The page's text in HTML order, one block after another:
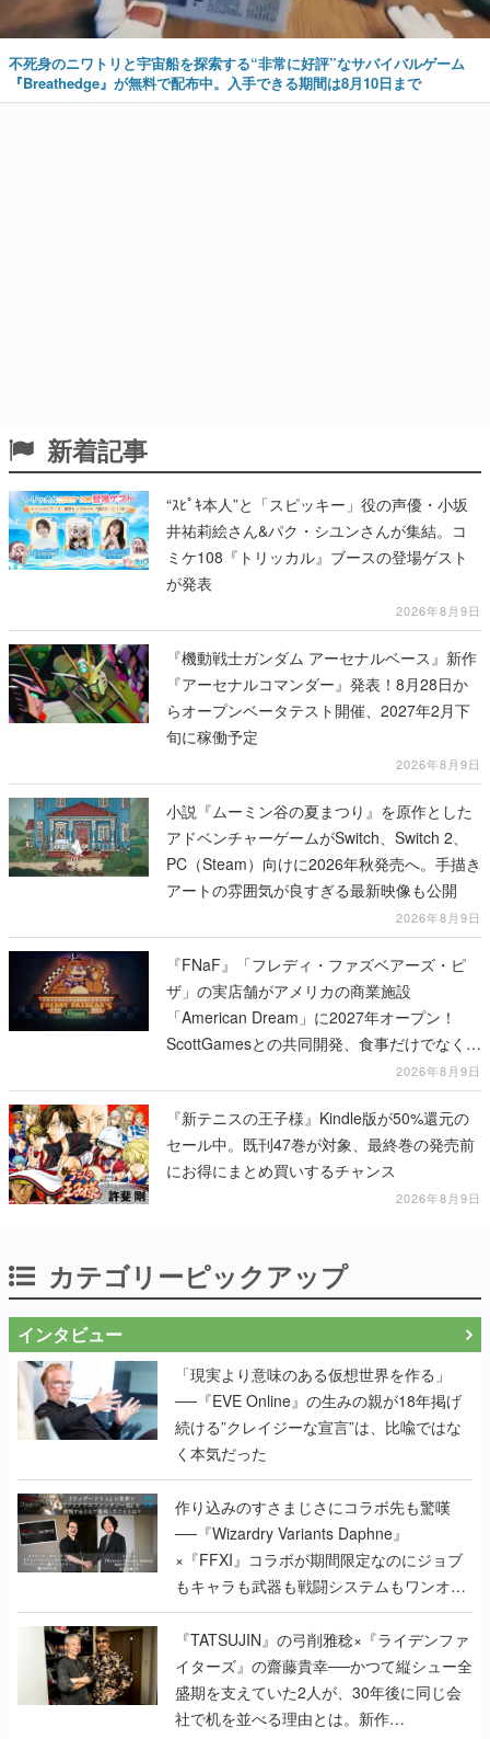
不死身のニワトリと宇宙船を探索する“非常に好評”なサバイバルゲーム
『Breathedge』が無料で配布中。入手できる期間は8月10日まで
新着記事
“ｽﾋﾟｷ本人”と「スピッキー」役の声優・小坂
井祐莉絵さん&パク・シユンさんが集結。コ
ミケ108『トリッカル』ブースの登場ゲスト
が発表
2026年8月9日
『機動戦士ガンダム アーセナルベース』新作
『アーセナルコマンダー』発表！8月28日か
らオープンベータテスト開催、2027年2月下
旬に稼働予定
2026年8月9日
小説『ムーミン谷の夏まつり』を原作とした
アドベンチャーゲームがSwitch、Switch 2、
PC（Steam）向けに2026年秋発売へ。手描き
アートの雰囲気が良すぎる最新映像も公開
2026年8月9日
『FNaF』「フレディ・ファズベアーズ・ピ
ザ」の実店舗がアメリカの商業施設
「American Dream」に2027年オープン！
ScottGamesとの共同開発、食事だけでなくス
テージショーや没入型のホラー体験も楽しめ
る
2026年8月9日
『新テニスの王子様』Kindle版が50%還元の
セール中。既刊47巻が対象、最終巻の発売前
にお得にまとめ買いするチャンス
2026年8月9日
カテゴリーピックアップ
インタビュー
「現実より意味のある仮想世界を作る」
──『EVE Online』の生みの親が18年掲げ
続ける”クレイジーな宣言”は、比喩ではな
く本気だった
作り込みのすさまじさにコラボ先も驚嘆
──『Wizardry Variants Daphne』
×『FFXI』コラボが期間限定なのにジョブ
もキャラも武器も戦闘システムもワンオフ
で作り込まれた理由を両ディレクターに聞
く
『TATSUJIN』の弓削雅稔×『ライデンファ
イターズ』の齋藤貴幸──かつて縦シュー全
盛期を支えていた2人が、30年後に同じ会
社で机を並べる理由とは。新作